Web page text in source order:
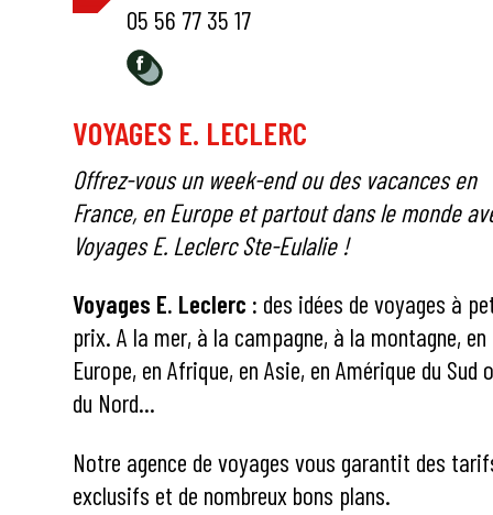
05 56 77 35 17
VOYAGES E. LECLERC
Offrez-vous un week-end ou des vacances en
France, en Europe et partout dans le monde
Voyages E. Leclerc Ste-Eulalie !
Voyages E. Leclerc : des idées de voyages à
prix. A la mer, à la campagne, à la montagne, en
Europe, en Afrique, en Asie, en Amérique du Sud
du Nord…
Notre agence de voyages vous garantit des
exclusifs et de nombreux bons plans.